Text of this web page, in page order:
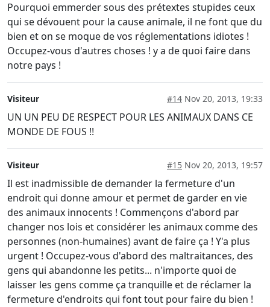
Pourquoi emmerder sous des prétextes stupides ceux
qui se dévouent pour la cause animale, il ne font que du
bien et on se moque de vos réglementations idiotes !
Occupez-vous d'autres choses ! y a de quoi faire dans
notre pays !
Visiteur #14 Nov 20, 2013, 19:33
UN UN PEU DE RESPECT POUR LES ANIMAUX DANS CE
MONDE DE FOUS !!
Visiteur #15 Nov 20, 2013, 19:57
Il est inadmissible de demander la fermeture d'un
endroit qui donne amour et permet de garder en vie
des animaux innocents ! Commençons d'abord par
changer nos lois et considérer les animaux comme des
personnes (non-humaines) avant de faire ça ! Y'a plus
urgent ! Occupez-vous d'abord des maltraitances, des
gens qui abandonne les petits... n'importe quoi de
laisser les gens comme ça tranquille et de réclamer la
fermeture d'endroits qui font tout pour faire du bien !